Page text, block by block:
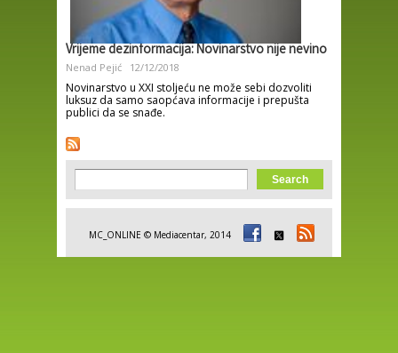
Vrijeme dezinformacija: Novinarstvo nije nevino
Nenad Pejić 12/12/2018
Novinarstvo u XXI stoljeću ne može sebi dozvoliti
luksuz da samo saopćava informacije i prepušta
publici da se snađe.
Search form
Search
MC_ONLINE © Mediacentar, 2014